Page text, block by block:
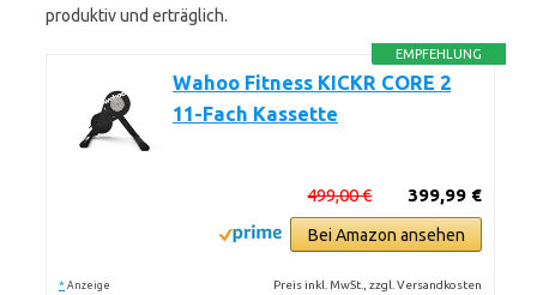
produktiv und erträglich.
EMPFEHLUNG
Wahoo Fitness KICKR CORE 2
11-Fach Kassette
399,99 €
499,00 €
Bei Amazon ansehen
* Anzeige Preis inkl. MwSt., zzgl. Versandkosten